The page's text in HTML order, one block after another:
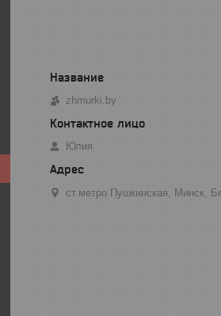
zhmurki.by
Юлия
ст.метро Пушкинская, Минск,